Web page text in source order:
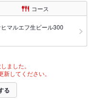
コース
マルエフ生ビール300
ました。
してください。
る